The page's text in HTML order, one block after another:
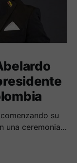
su
una ceremonia